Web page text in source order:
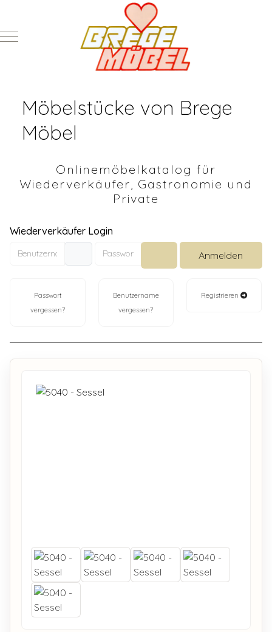
Mobile Menu Toggle
Möbelstücke von Brege
Möbel
Onlinemöbelkatalog für
Wiederverkäufer, Gastronomie und
Private
Wiederverkäufer Login
Benutzername
Passwort
Passwort anzeigen
Anmelden
Passwort
vergessen?
Benutzername
vergessen?
Registrieren